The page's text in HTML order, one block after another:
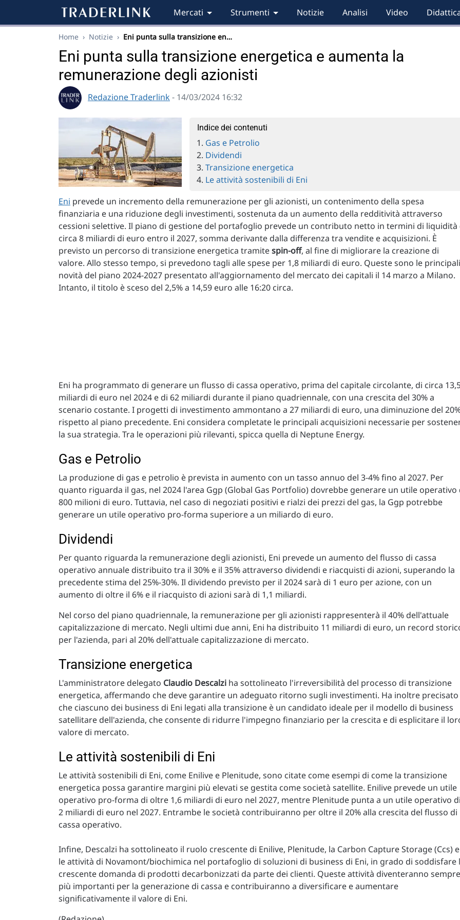
Mercati Strumenti Notizie Analisi Video
Home › Notizie › Eni punta sulla transizione en…
Eni punta sulla transizione energetica e aumenta la
remunerazione degli azionisti
Redazione Traderlink - 14/03/2024 16:32
Indice dei contenuti
Gas e Petrolio
Dividendi
Transizione energetica
Le attività sostenibili di Eni
Eni prevede un incremento della remunerazione per gli azionisti, un contenimento della spesa
finanziaria e una riduzione degli investimenti, sostenuta da un aumento della redditività attraverso
cessioni selettive. Il piano di gestione del portafoglio prevede un contributo netto in termini di liquidità
circa 8 miliardi di euro entro il 2027, somma derivante dalla differenza tra vendite e acquisizioni. È
previsto un percorso di transizione energetica tramitespin-off, al fine di migliorare la creazione di
valore. Allo stesso tempo, si prevedono tagli alle spese per 1,8 miliardi di euro. Queste sono le principali
novità del piano 2024-2027 presentato all'aggiornamento del mercato dei capitali il 14 marzo a Milano.
Intanto, il titolo è sceso del 2,5% a 14,59 euro alle 16:20 circa.
Eni ha programmato di generare un flusso di cassa operativo, prima del capitale circolante, di circa
miliardi di euro nel 2024 e di 62 miliardi durante il piano quadriennale, con una crescita del 30% a
scenario costante. I progetti di investimento ammontano a 27 miliardi di euro, una diminuzione del
rispetto al piano precedente. Eni considera completate le principali acquisizioni necessarie per
la sua strategia. Tra le operazioni più rilevanti, spicca quella di Neptune Energy.
Gas e Petrolio
La produzione di gas e petrolio è prevista in aumento con un tasso annuo del 3-4% fino al 2027. Per
quanto riguarda il gas, nel 2024 l'area Ggp (Global Gas Portfolio) dovrebbe generare un utile operativo
800 milioni di euro. Tuttavia, nel caso di negoziati positivi e rialzi dei prezzi del gas, la Ggp potrebbe
generare un utile operativo pro-forma superiore a un miliardo di euro.
Dividendi
Per quanto riguarda la remunerazione degli azionisti, Eni prevede un aumento del flusso di cassa
operativo annuale distribuito tra il 30% e il 35% attraverso dividendi e riacquisti di azioni, superando la
precedente stima del 25%-30%. Il dividendo previsto per il 2024 sarà di 1 euro per azione, con un
aumento di oltre il 6% e il riacquisto di azioni sarà di 1,1 miliardi.
Nel corso del piano quadriennale, la remunerazione per gli azionisti rappresenterà il 40% dell'attuale
capitalizzazione di mercato. Negli ultimi due anni, Eni ha distribuito 11 miliardi di euro, un record
per l'azienda, pari al 20% dell'attuale capitalizzazione di mercato.
Transizione energetica
L'amministratore delegato Claudio Descalzi ha sottolineato l'irreversibilità del processo di transizione
energetica, affermando che deve garantire un adeguato ritorno sugli investimenti. Ha inoltre precisato
che ciascuno dei business di Eni legati alla transizione è un candidato ideale per il modello di business
satellitare dell'azienda, che consente di ridurre l'impegno finanziario per la crescita e di esplicitare il
valore di mercato.
Le attività sostenibili di Eni
Le attività sostenibili di Eni, come Enilive e Plenitude, sono citate come esempi di come la transizione
energetica possa garantire margini più elevati se gestita come società satellite. Enilive prevede un utile
operativo pro-forma di oltre 1,6 miliardi di euro nel 2027, mentre Plenitude punta a un utile operativo di
2 miliardi di euro nel 2027. Entrambe le società contribuiranno per oltre il 20% alla crescita del flusso di
cassa operativo.
Infine, Descalzi ha sottolineato il ruolo crescente di Enilive, Plenitude, la Carbon Capture Storage (Ccs) e
le attività di Novamont/biochimica nel portafoglio di soluzioni di business di Eni, in grado di soddisfare
crescente domanda di prodotti decarbonizzati da parte dei clienti. Queste attività diventeranno sempre
più importanti per la generazione di cassa e contribuiranno a diversificare e aumentare
significativamente il valore di Eni.